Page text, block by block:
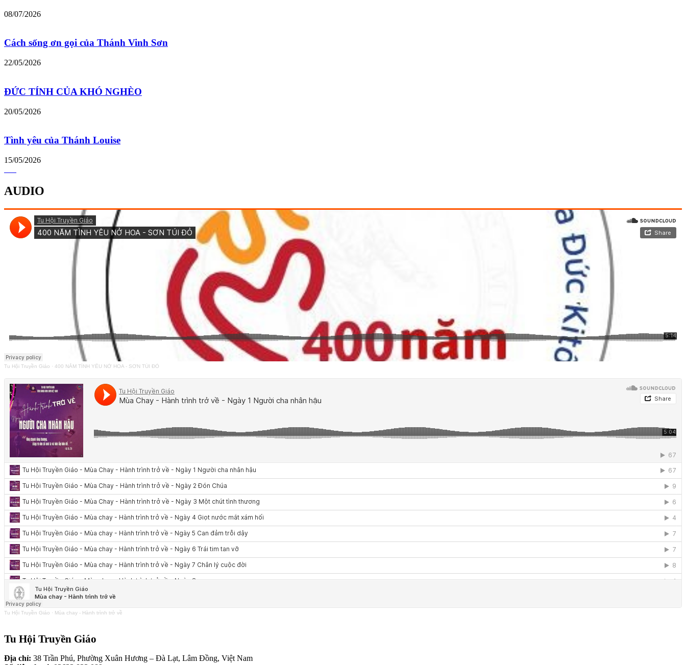
08/07/2026
Cách sống ơn gọi của Thánh Vinh Sơn
22/05/2026
ĐỨC TÍNH CỦA KHÓ NGHÈO
20/05/2026
Tình yêu của Thánh Louise
15/05/2026
AUDIO
Tu Hội Truyền Giáo · 400 NĂM TÌNH YÊU NỞ HOA - SƠN TÚI ĐỎ
Tu Hội Truyền Giáo · Mùa chay - Hành trình trở về
Tu Hội Truyền Giáo
Địa chỉ: 38 Trần Phú, Phường Xuân Hương – Đà Lạt, Lâm Đồng, Việt Nam